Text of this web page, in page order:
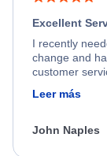
Excellent
I recently
change and
customer
friendly, and
process. She
appreciate her
Leer más
John Naples